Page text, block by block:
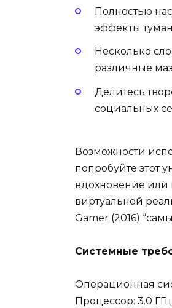
Полностью
эффекты
Несколько
различные
Делитесь
социальных
Возможности
попробуйте этот
вдохновение или
виртуальной
Gamer (2016)
Системные
Операционная
Процессор: 3.0 ГГц